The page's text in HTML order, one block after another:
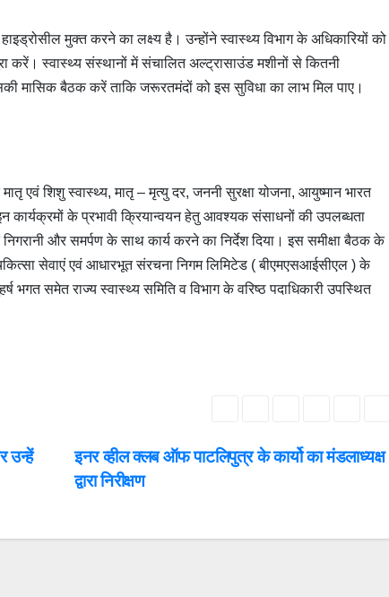
मुक्त करने का लक्ष्य है। उन्होंने स्वास्थ्य विभाग के अधिकारियों को
करें। स्वास्थ्य संस्थानों में संचालित अल्ट्रासाउंड मशीनों से कितनी
मासिक बैठक करें ताकि जरूरतमंदों को इस सुविधा का लाभ मिल पाए।
एवं शिशु स्वास्थ्य, मातृ – मृत्यु दर, जननी सुरक्षा योजना, आयुष्मान भारत
कार्यक्रमों के प्रभावी क्रियान्वयन हेतु आवश्यक संसाधनों की उपलब्धता
और समर्पण के साथ कार्य करने का निर्देश दिया। इस समीक्षा बैठक के
सेवाएं एवं आधारभूत संरचना निगम लिमिटेड ( बीएमएसआईसीएल ) के
भगत समेत राज्य स्वास्थ्य समिति व विभाग के वरिष्ठ पदाधिकारी उपस्थित
इनर व्हील क्लब ऑफ पाटलिपुत्र के कार्यो का मंडलाध्यक्ष
द्वारा निरीक्षण
उन्हें